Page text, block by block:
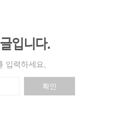
입니다.
입력하세요.
확인